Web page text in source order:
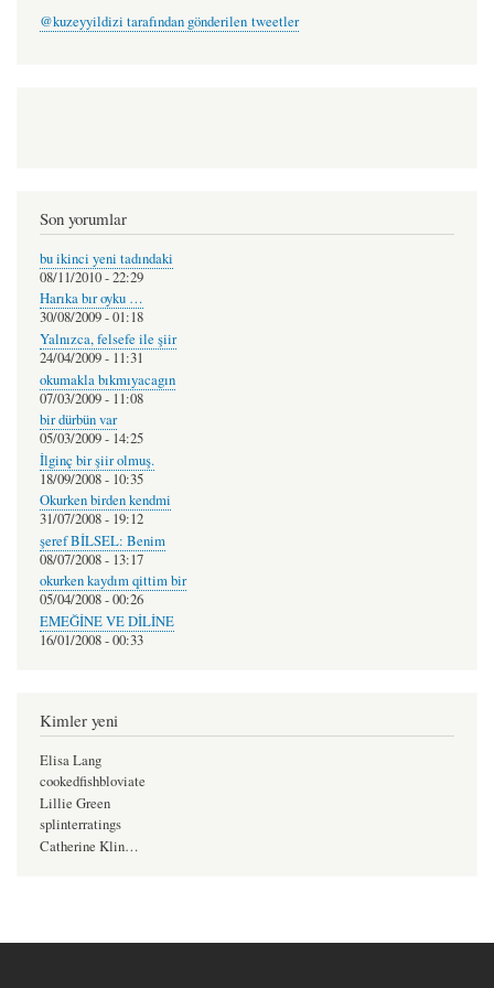
@kuzeyyildizi tarafından gönderilen tweetler
Son yorumlar
bu ikinci yeni tadındaki
08/11/2010 - 22:29
Harıka bır oyku …
30/08/2009 - 01:18
Yalnızca, felsefe ile şiir
24/04/2009 - 11:31
okumakla bıkmıyacagın
07/03/2009 - 11:08
bir dürbün var
05/03/2009 - 14:25
İlginç bir şiir olmuş.
18/09/2008 - 10:35
Okurken birden kendmi
31/07/2008 - 19:12
şeref BİLSEL: Benim
08/07/2008 - 13:17
okurken kaydım qittim bir
05/04/2008 - 00:26
EMEĞİNE VE DİLİNE
16/01/2008 - 00:33
Kimler yeni
Elisa Lang
cookedfishbloviate
Lillie Green
splinterratings
Catherine Klin…